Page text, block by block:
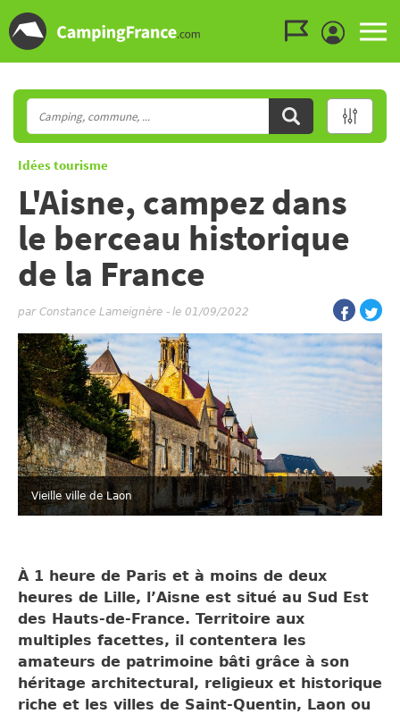
Idées tourisme
L'Aisne, campez dans
le berceau historique
de la France
par Constance Lameignère - le 01/09/2022
Vieille ville de Laon
À 1 heure de Paris et à moins de deux
heures de Lille, l’Aisne est situé au Sud Est
des Hauts-de-France. Territoire aux
multiples facettes, il contentera les
amateurs de patrimoine bâti grâce à son
héritage architectural, religieux et historique
riche et les villes de Saint-Quentin, Laon ou